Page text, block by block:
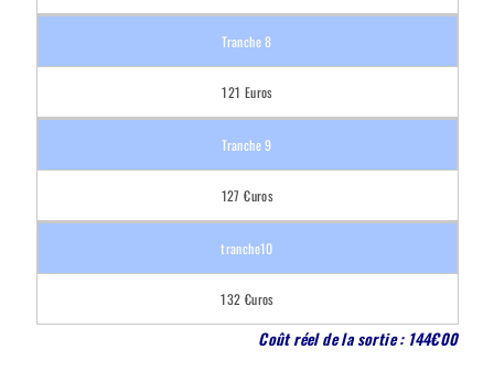
121 Euros
127 €uros
132 €uros
Coût réel de la sortie : 144€00